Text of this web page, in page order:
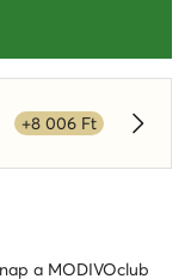
+8 006 Ft
a MODIVOclub